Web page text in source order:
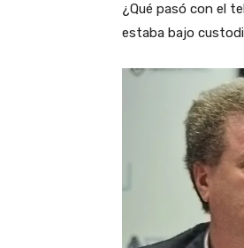
¿Qué pasó con el
estaba bajo